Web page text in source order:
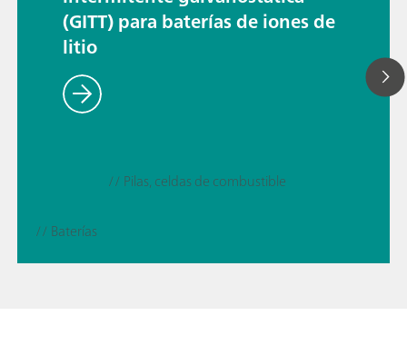
(GITT) para baterías de iones de
litio
// Pilas, celdas de combustible
// Baterías